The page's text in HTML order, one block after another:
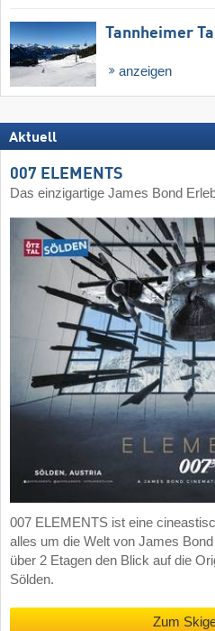
Tannheimer
anzeigen
Aktuell
007 ELEMENTS
Das einzigartige James Bond
007 ELEMENTS ist eine
alles um die Welt von James
über 2 Etagen den Blick auf die
Sölden.
Zum